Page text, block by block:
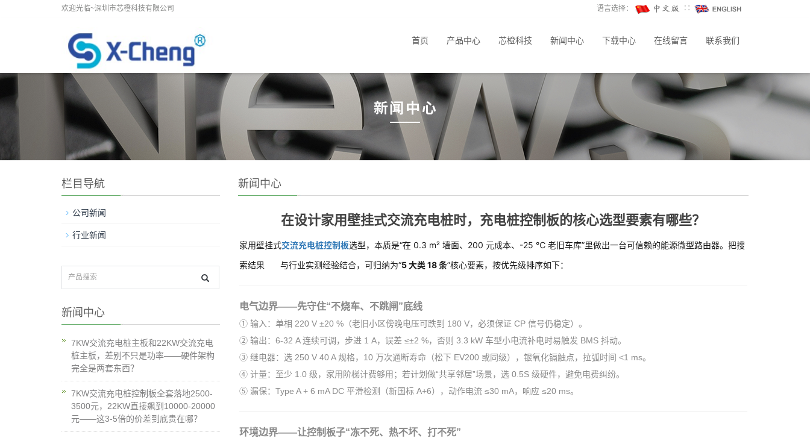
欢迎光临~深圳市芯橙科技有限公司 语言选择： ∷
首页 产品中心 芯橙科技 新闻中心 下载中心 在线留言 联系我们
新闻中心
在设计家用壁挂式交流充电桩时，充电桩控制板的核心选型要素有哪些？
家用壁挂式交流充电桩控制板选型，本质是“在 0.3 m² 墙面、200 元成本、-25 ℃ 老旧车库”里做出一台可信赖的能源微型路由器。把搜
索结果
与行业实测经验结合，可归纳为“5 大类 18 条”核心要素，按优先级排序如下：
电气边界——先守住“不烧车、不跳闸”底线
① 输入：单相 220 V ±20 %（老旧小区傍晚电压可跌到 180 V，必须保证 CP 信号仍稳定）。
② 输出：6-32 A 连续可调，步进 1 A，误差 ≤±2 %，否则 3.3 kW 车型小电流补电时易触发 BMS 抖动。
③ 继电器：选 250 V 40 A 规格，10 万次通断寿命（松下 EV200 或同级），银氧化镉触点，拉弧时间 <1 ms。
④ 计量：至少 1.0 级，家用阶梯计费够用；若计划做“共享邻居”场景，选 0.5S 级硬件，避免电费纠纷。
⑤ 漏保：Type A + 6 mA DC 平滑检测（新国标 A+6），动作电流 ≤30 mA，响应 ≤20 ms。
环境边界——让控制板子“冻不死、热不坏、打不死”
栏目导航
公司新闻
行业新闻
新闻中心
7KW交流充电桩主板和22KW交流充电
桩主板，差别不只是功率——硬件架构
完全是两套东西？
7KW交流充电桩控制板全套落地2500-
3500元，22KW直接飙到10000-20000
元——这3-5倍的价差到底贵在哪？